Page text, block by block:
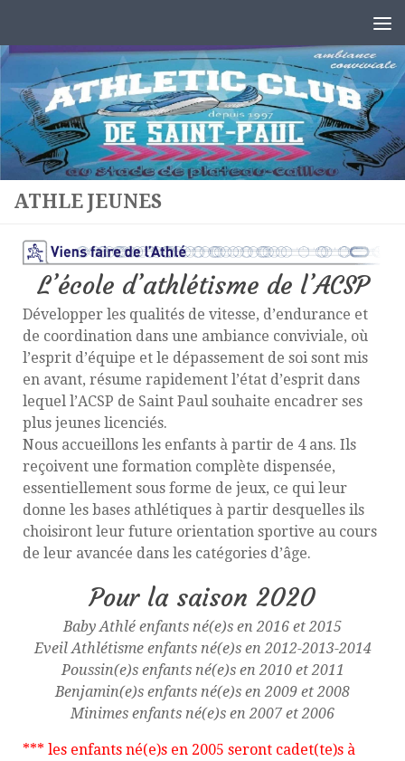
ATHLE JEUNES
L’école d’athlétisme de l’ACSP
Développer les qualités de vitesse, d’endurance et
de coordination dans une ambiance conviviale, où
l’esprit d’équipe et le dépassement de soi sont mis
en avant, résume rapidement l’état d’esprit dans
lequel l’ACSP de Saint Paul souhaite encadrer ses
plus jeunes licenciés.
Nous accueillons les enfants à partir de 4 ans. Ils
reçoivent une formation complète dispensée,
essentiellement sous forme de jeux, ce qui leur
donne les bases athlétiques à partir desquelles ils
choisiront leur future orientation sportive au cours
de leur avancée dans les catégories d’âge.
Pour la saison 2020
Baby Athlé enfants né(e)s en 2016 et 2015
Eveil Athlétisme enfants né(e)s en 2012-2013-2014
Poussin(e)s enfants né(e)s en 2010 et 2011
Benjamin(e)s enfants né(e)s en 2009 et 2008
Minimes enfants né(e)s en 2007 et 2006
*** les enfants né(e)s en 2005 seront cadet(te)s à